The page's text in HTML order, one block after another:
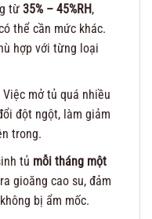
từ 35% – 45%RH,
thể cần mức khác.
hợp với từng loại
mở tủ quá nhiều
đột ngột, làm giảm
trong.
tủ mỗi tháng một
gioăng cao su, đảm
bị ẩm mốc.